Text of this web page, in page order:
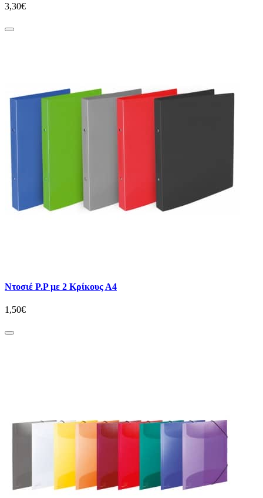
3,30€
Ντοσιέ P.P με 2 Κρίκους Α4
1,50€